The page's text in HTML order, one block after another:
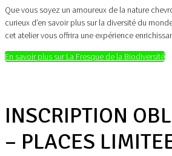
Que vous soyez un amoureux de la nature
curieux d’en savoir plus sur la diversité du
cet atelier vous offrira une expérience
En savoir plus sur La Fresque de la Biodiversité
INSCRIPTION
– PLACES